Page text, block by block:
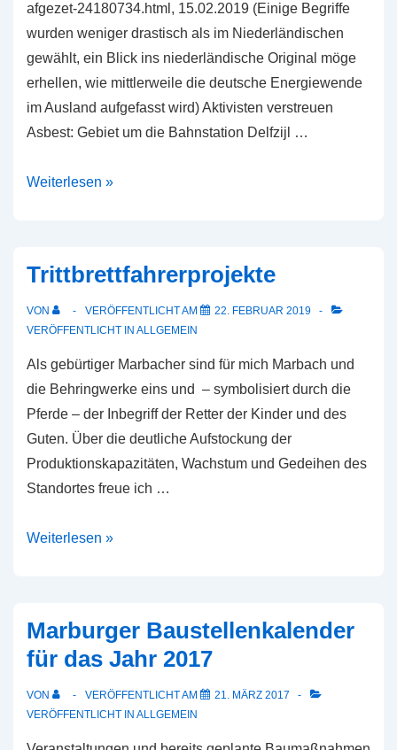
afgezet-24180734.html, 15.02.2019 (Einige Begriffe
wurden weniger drastisch als im Niederländischen
gewählt, ein Blick ins niederländische Original möge
erhellen, wie mittlerweile die deutsche Energiewende
im Ausland aufgefasst wird) Aktivisten verstreuen
Asbest: Gebiet um die Bahnstation Delfzijl …
Journalistisches
Niederlanden
Weiterlesen »
Trittbrettfahrerprojekte
VON VERÖFFENTLICHT AM
22. FEBRUAR 2019
VERÖFFENTLICHT IN ALLGEMEIN
Als gebürtiger Marbacher sind für mich Marbach und
die Behringwerke eins und – symbolisiert durch die
Pferde – der Inbegriff der Retter der Kinder und des
Guten. Über die deutliche Aufstockung der
Produktionskapazitäten, Wachstum und Gedeihen des
Standortes freue ich …
Trittbrettfahrerprojekte
Weiterlesen »
Marburger Baustellenkalender
für das Jahr 2017
VON VERÖFFENTLICHT AM
21. MÄRZ 2017
VERÖFFENTLICHT IN ALLGEMEIN